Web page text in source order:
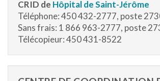
CRID de Hôpital de Saint-Jérôme
Téléphone: 450 432-2777, poste
Sans frais: 1 866 963-2777, poste
Télécopieur: 450 431-8522